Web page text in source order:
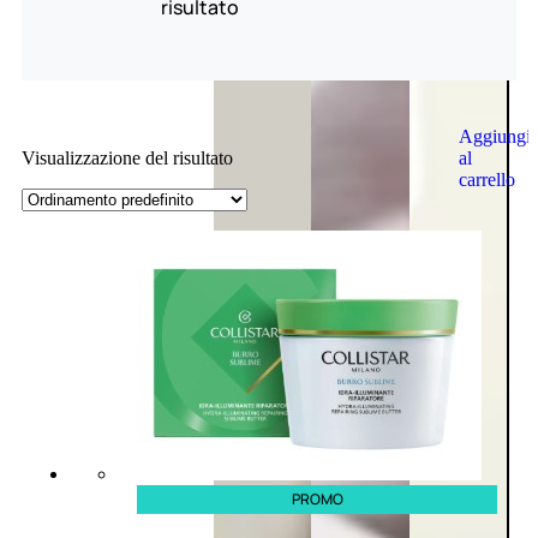
Aggiungi
al
carrello
risultato
Visualizzazione del risultato
PROMO